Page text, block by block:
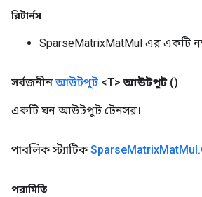
রিটার্নস
SparseMatrixMatMul এর একটি
সর্বজনীন আউটপুট <T> আউটপুট ()
একটি ঘন আউটপুট টেনসর।
পাবলিক স্ট্যাটিক SparseMatrixMatMul.
পরামিতি